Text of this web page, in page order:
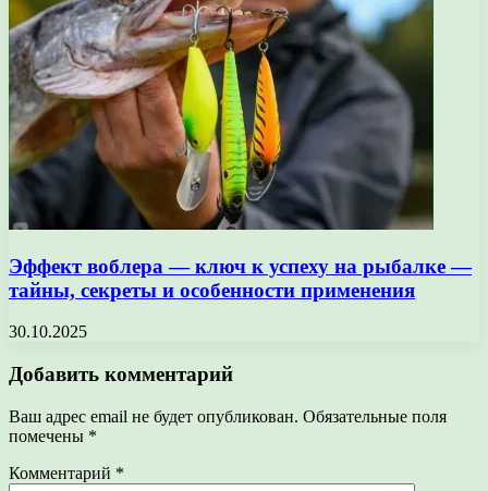
Эффект воблера — ключ к успеху на рыбалке —
тайны, секреты и особенности применения
30.10.2025
Добавить комментарий
Ваш адрес email не будет опубликован. Обязательные поля
помечены *
Комментарий *